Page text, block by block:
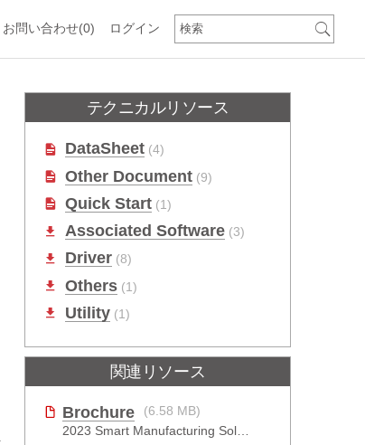
お問い合わせ(0) ログイン
テクニカルリソース
DataSheet (4)
Other Document (9)
Quick Start (1)
Associated Software (3)
Driver (8)
Others (1)
Utility (1)
関連リソース
Brochure
(6.58 MB)